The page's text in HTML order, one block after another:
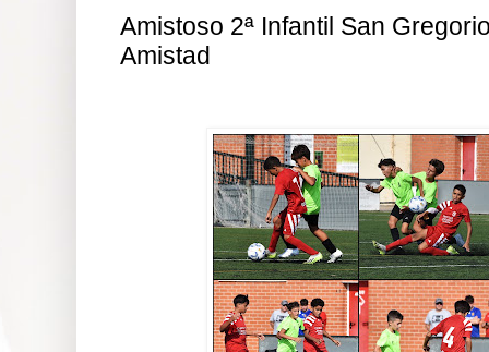
Amistoso 2ª Infantil San
Amistad